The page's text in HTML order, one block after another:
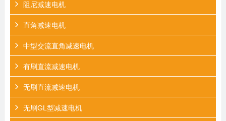
阻尼减速电机
直角减速电机
中型交流直角减速电机
有刷直流减速电机
无刷直流减速电机
无刷GL型减速电机